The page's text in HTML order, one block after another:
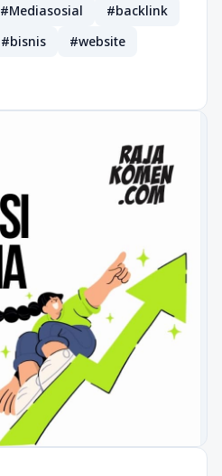
#Mediasosial
#backlink
#bisnis
#website